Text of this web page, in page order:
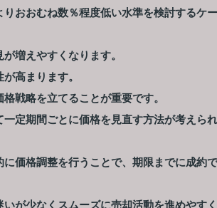
おおむね数％程度低い水準を検討するケー
増えやすくなります。
高まります。
戦略を立てることが重要です。
定期間ごとに価格を見直す方法が考えられ
価格調整を行うことで、期限までに成約で
が少なくスムーズに売却活動を進めやすく